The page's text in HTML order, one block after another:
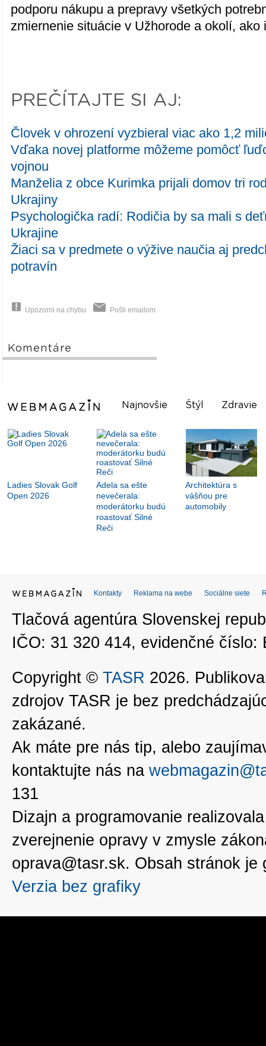
podporu nákupu a prepravy všetkých
zmiernenie situácie v Užhorode a okolí, ako
PREČÍTAJTE SI AJ:
Človek v ohrození vyzbieral viac ako 1,2
Vďaka novej platforme môžeme pomôcť
vojnou
Manželia z obce Kurimka prijali domov tri
Ukrajiny
Psychologička radí: Rodičia by sa mali s
Ukrajine
Žiaci sa v predmete o výžive naučia aj
potravín
Upozorni na chybu Pošli emailom
Komentáre
Najnovšie Štýl Zdravie
Ladies Slovak Golf
Open 2026
Adela sa ešte
nevečerala:
moderátorku budú
roastovať Silné
Reči
Architektúra s
vášňou pre
automobily
Kontakty Reklama na webe Sociálne siete
Tlačová agentúra Slovenskej
IČO: 31 320 414, evidenčné číslo:
Copyright © TASR 2026.
zdrojov TASR je bez
zakázané.
Ak máte pre nás tip, alebo
kontaktujte nás na
131
Dizajn a programovanie
zverejnenie opravy v zmysle
oprava@tasr.sk. Obsah stránok
Verzia bez grafiky